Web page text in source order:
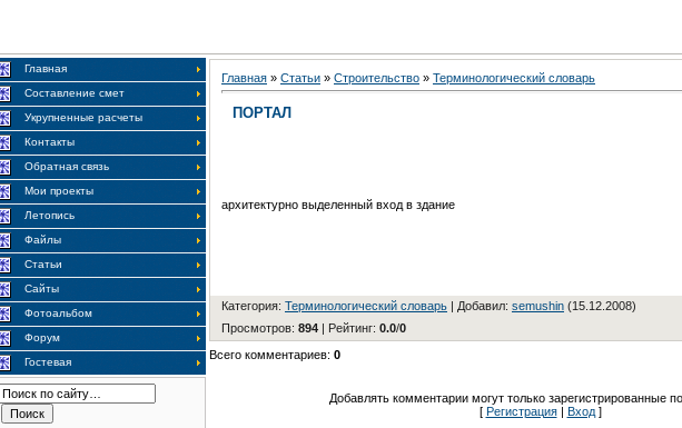
Главная
Составление смет
Укрупненные расчеты
Контакты
Обратная связь
Мои проекты
Летопись
Файлы
Статьи
Сайты
Фотоальбом
Форум
Гостевая
Главная » Статьи » Строительство » Терминологический словарь
ПОРТАЛ
архитектурно выделенный вход в здание
Категория: Терминологический словарь | Добавил: semushin (15.12.2008)
Просмотров: 894 | Рейтинг: 0.0/0
Всего комментариев: 0
Добавлять комментарии могут только зарегистрированные
[ Регистрация| Вход]